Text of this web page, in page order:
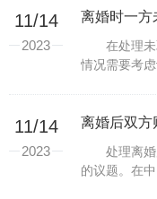
11/14
2023
在处理未
情况需要考
受到著作...
11/14
2023
离婚后双方
处理离婚
的议题。在